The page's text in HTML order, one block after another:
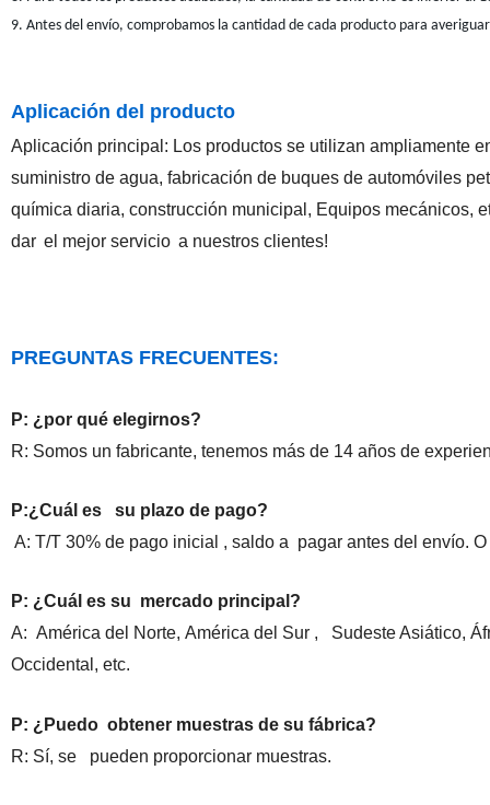
9. Antes del envío, comprobamos la cantidad de cada producto para
Aplicación del producto
Aplicación principal: Los productos se utilizan ampliamente
suministro de agua, fabricación de buques de automóviles
química diaria, construcción municipal, Equipos mecánicos,
dar el mejor servicio a nuestros clientes!
PREGUNTAS FRECUENTES:
P: ¿por qué elegirnos?
R: Somos un fabricante, tenemos más de 14 años de
P:¿Cuál es su plazo de pago?
A: T/T 30% de pago inicial , saldo a pagar antes del envío. O
P: ¿Cuál es su mercado principal?
A: América del Norte, América del Sur , Sudeste Asiático,
Occidental, etc.
P: ¿Puedo obtener muestras de su fábrica?
R: Sí, se pueden proporcionar muestras.